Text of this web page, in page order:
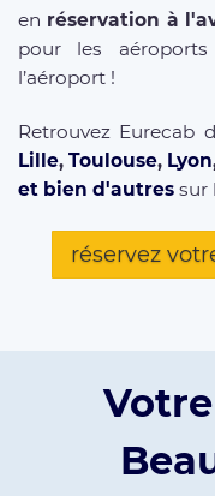
en réservation à
pour les
l’aéroport !
Retrouvez Eurecab
Lille, Toulouse, Lyon
et bien d'autres sur
réservez